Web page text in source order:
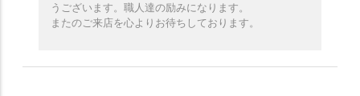
うございます。職人達の励みになります。
またのご来店を心よりお待ちしております。